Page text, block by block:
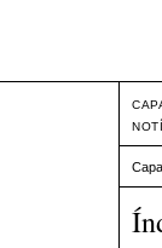
Capa